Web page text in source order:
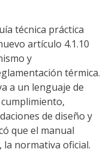
técnica práctica
artículo 4.1.10
y
térmica.
a un lenguaje de
de diseño y
que el manual
normativa oficial.